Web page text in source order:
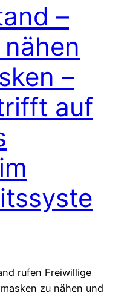
–
–
auf
rufen Freiwillige
zu nähen und